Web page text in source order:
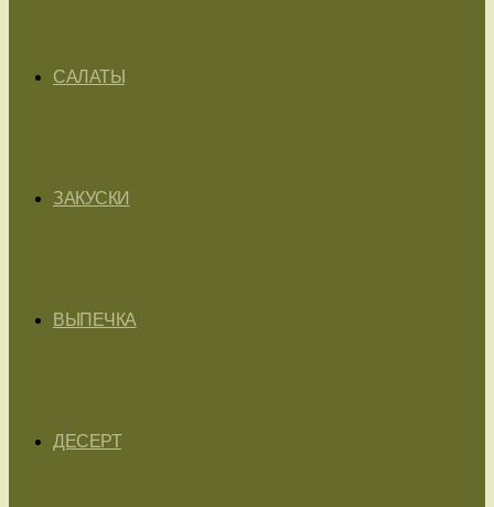
САЛАТЫ
ЗАКУСКИ
ВЫПЕЧКА
ДЕСЕРТ